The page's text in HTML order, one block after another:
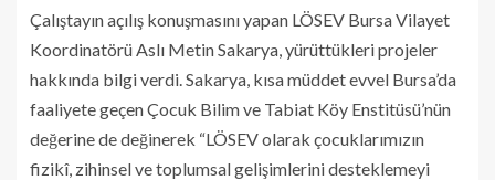
Çalıştayın açılış konuşmasını yapan LÖSEV Bursa Vilayet
Koordinatörü Aslı Metin Sakarya, yürüttükleri projeler
hakkında bilgi verdi. Sakarya, kısa müddet evvel Bursa’da
faaliyete geçen Çocuk Bilim ve Tabiat Köy Enstitüsü’nün
değerine de değinerek “LÖSEV olarak çocuklarımızın
fizikî, zihinsel ve toplumsal gelişimlerini desteklemeyi